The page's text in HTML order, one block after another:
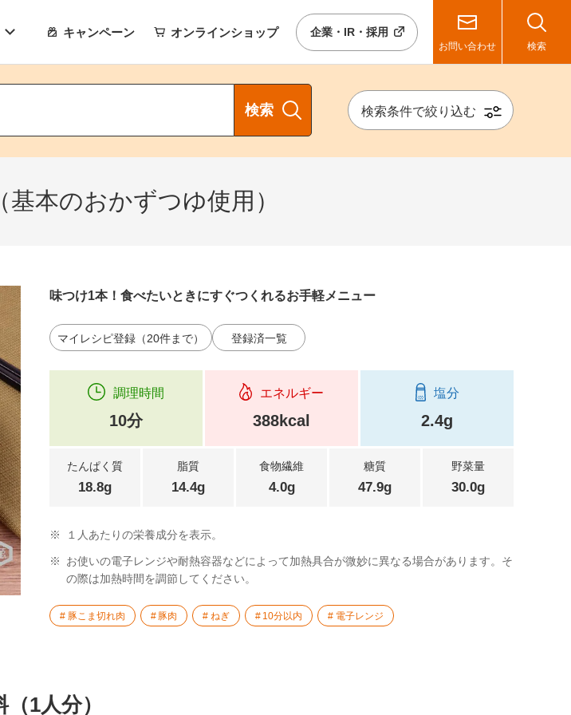
キャンペーン オンラインショップ 企業・IR・採用
お問い合わせ 検索
検索 検索条件で絞り込む
本のおかずつゆ使用）
味つけ1本！食べたいときにすぐつくれるお手軽メニュー
マイレシピ登録（20件まで） 登録済一覧
調理時間
10分
エネルギー
388kcal
塩分
2.4g
たんぱく質
18.8g
脂質
14.4g
食物繊維
4.0g
糖質
47.9g
野菜量
30.0g
※ １人あたりの栄養成分を表示。
※
お使いの電子レンジや耐熱容器などによって加熱具合が微妙に異なる場合があります。そ
の際は加熱時間を調節してください。
豚こま切れ肉 豚肉 ねぎ 10分以内 電子レンジ
（1人分）